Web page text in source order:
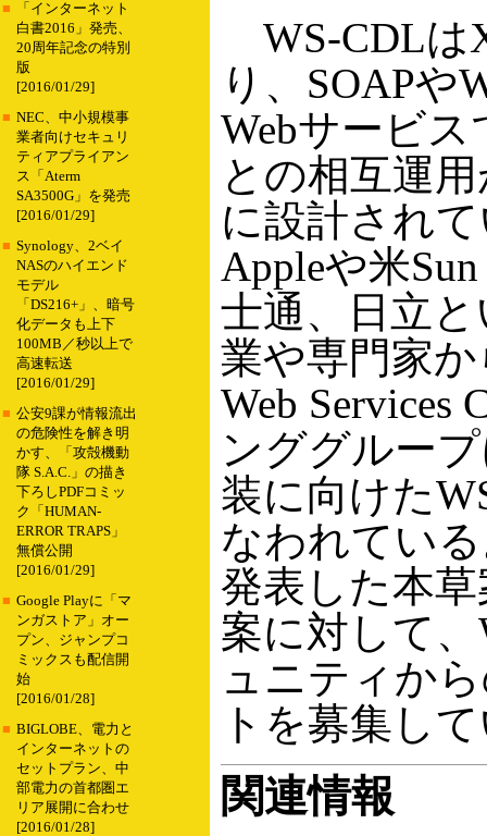
■
「インターネット
白書2016」発売、
20周年記念の特別
版
[2016/01/29]
■ NEC、中小規模事
業者向けセキュリ
ティアプライアン
ス「Aterm
SA3500G」を発売
[2016/01/29]
■ Synology、2ベイ
NASのハイエンド
モデル
「DS216+」、暗号
化データも上下
100MB／秒以上で
高速転送
[2016/01/29]
■ 公安9課が情報流出
の危険性を解き明
かす、「攻殻機動
隊 S.A.C.」の描き
下ろしPDFコミッ
ク「HUMAN-
ERROR TRAPS」
無償公開
[2016/01/29]
■ Google Playに「マ
ンガストア」オー
プン、ジャンプコ
ミックスも配信開
始
[2016/01/28]
■ BIGLOBE、電力と
インターネットの
セットプラン、中
部電力の首都圏エ
リア展開に合わせ
[2016/01/28]
WS-CDLは
り、SOAPや
Webサービ
との相互運
に設計され
Appleや米
士通、日立
業や専門家
Web Services
ンググルー
装に向けた
なわれてい
発表した本
案に対して
ュニティか
トを募集し
関連情報